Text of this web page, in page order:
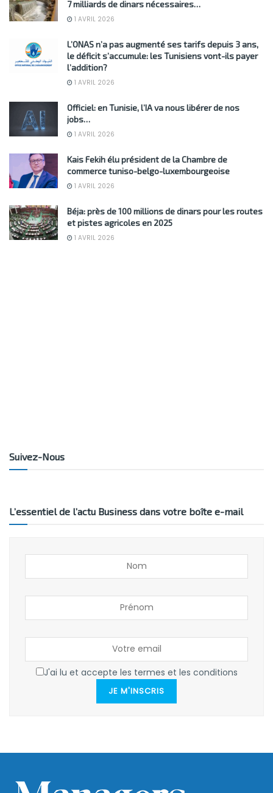
7 milliards de dinars nécessaires…
1 AVRIL 2026
L’ONAS n’a pas augmenté ses tarifs depuis 3 ans,
le déficit s’accumule: les Tunisiens vont-ils payer
l’addition?
1 AVRIL 2026
Officiel: en Tunisie, l’IA va nous libérer de nos
jobs…
1 AVRIL 2026
Kais Fekih élu président de la Chambre de
commerce tuniso-belgo-luxembourgeoise
1 AVRIL 2026
Béja: près de 100 millions de dinars pour les routes
et pistes agricoles en 2025
1 AVRIL 2026
Suivez-Nous
L’essentiel de l’actu Business dans votre boîte e-mail
J'ai lu et accepte les termes et les conditions
JE M'INSCRIS